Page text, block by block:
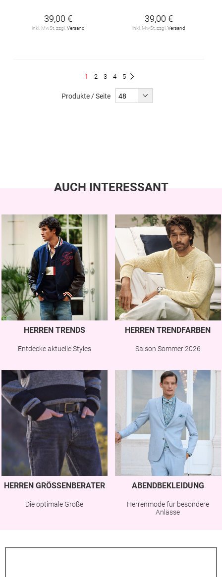
39,00 €
inkl. MwSt. zzgl. Versand
39,00 €
inkl. MwSt. zzgl. Versand
Du
1 Seite
2 Seite
3 Seite
4 Seite
5
Produkte / Seite
AUCH INTERESSANT
HERREN TRENDS
Entdecke aktuelle Styles
HERREN TRENDFARBEN
Saison Sommer 2026
HERREN GRÖSSENBERATER
Die optimale Größe
ABENDBEKLEIDUNG
Herrenmode für besondere
Anlässe